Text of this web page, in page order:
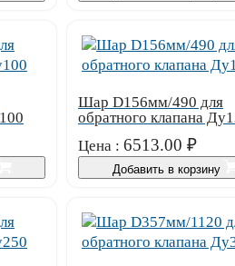
Шар D156мм/490 для
обратного клапана
Цена : 6513.00 ₽
Добавить в корзину